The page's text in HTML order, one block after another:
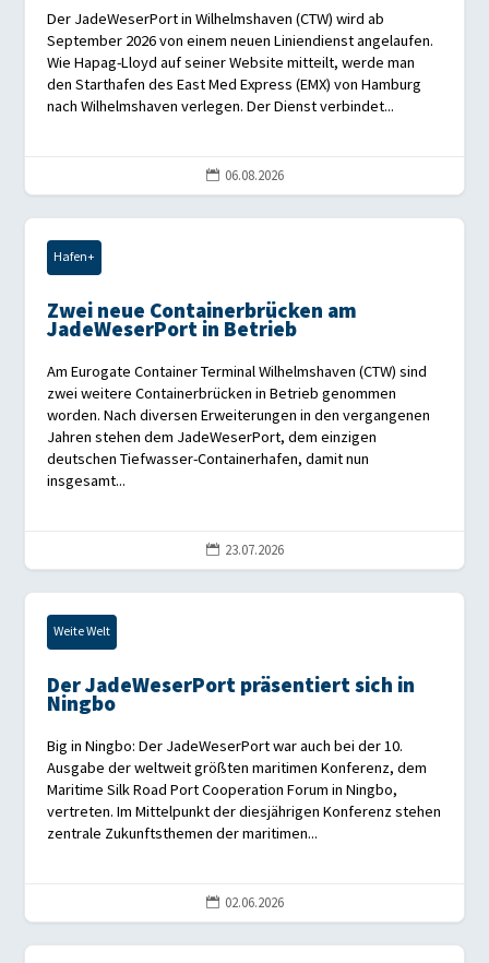
Der JadeWeserPort in Wilhelmshaven (CTW) wird ab
September 2026 von einem neuen Liniendienst angelaufen.
Wie Hapag-Lloyd auf seiner Website mitteilt, werde man
den Starthafen des East Med Express (EMX) von Hamburg
nach Wilhelmshaven verlegen. Der Dienst verbindet...
 06.08.2026
Hafen+
Zwei neue Containerbrücken am
JadeWeserPort in Betrieb
Am Eurogate Container Terminal Wilhelmshaven (CTW) sind
zwei weitere Containerbrücken in Betrieb genommen
worden. Nach diversen Erweiterungen in den vergangenen
Jahren stehen dem JadeWeserPort, dem einzigen
deutschen Tiefwasser-Containerhafen, damit nun
insgesamt...
 23.07.2026
Weite Welt
Der JadeWeserPort präsentiert sich in
Ningbo
Big in Ningbo: Der JadeWeserPort war auch bei der 10.
Ausgabe der weltweit größten maritimen Konferenz, dem
Maritime Silk Road Port Cooperation Forum in Ningbo,
vertreten. Im Mittelpunkt der diesjährigen Konferenz stehen
zentrale Zukunftsthemen der maritimen...
 02.06.2026